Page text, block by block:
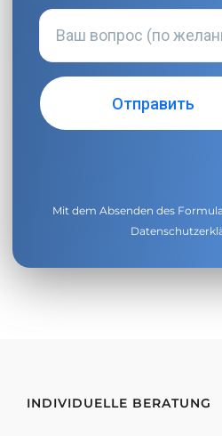
Mit dem Absenden des
INDIVIDUELLE BERATUNG